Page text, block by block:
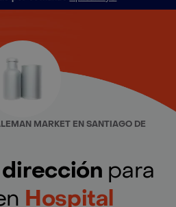
MARKET EN SANTIAGO DE
para
Hospital